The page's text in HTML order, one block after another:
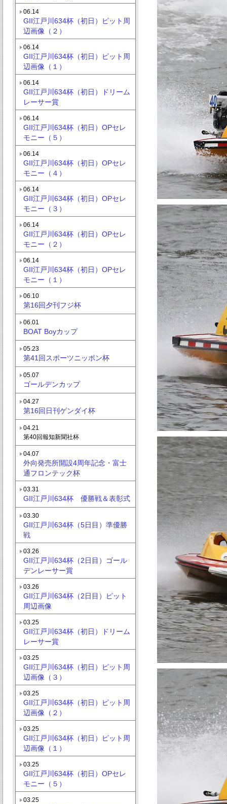
06.14
GII江戸川634杯（初日）ピット周
辺画像（２）
06.14
GII江戸川634杯（初日）ピット周
辺画像（１）
06.14
GII江戸川634杯（初日）ドリーム
レーサー賞
06.14
GII江戸川634杯（初日）OPセレ
モニー（５）
06.14
GII江戸川634杯（初日）OPセレ
モニー（４）
06.14
GII江戸川634杯（初日）OPセレ
モニー（３）
06.14
GII江戸川634杯（初日）OPセレ
モニー（２）
06.14
GII江戸川634杯（初日）OPセレ
モニー（１）
06.10
第16回夕刊フジ杯
06.01
BOAT Boyカップ
05.23
第41回スポーツニッポン杯
05.07
ゴールデンカップ
04.27
第16回日刊ゲンダイ杯
04.21
第40回報知新聞社杯
04.07
外向発売所開設4周年記念・富士
通フロンテック杯
03.31
GII江戸川634杯 優勝戦＆表彰式
03.30
GII江戸川634杯（5日目）準優勝
戦
03.26
GII江戸川634杯（2日目）ゴール
デンレーサー賞
03.26
GII江戸川634杯（2日目）ピット
周辺画像
03.25
GII江戸川634杯（初日）ドリーム
レーサー賞
03.25
GII江戸川634杯（初日）ピット周
辺画像（３）
03.25
GII江戸川634杯（初日）ピット周
辺画像（２）
03.25
GII江戸川634杯（初日）ピット周
辺画像（１）
03.25
GII江戸川634杯（初日）OPセレ
モニー（５）
03.25